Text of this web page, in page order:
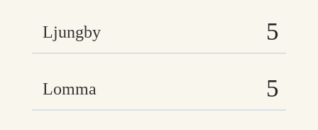
Ljungby
Lomma